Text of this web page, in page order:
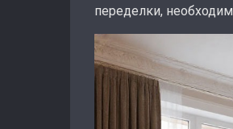
переделки, необходим